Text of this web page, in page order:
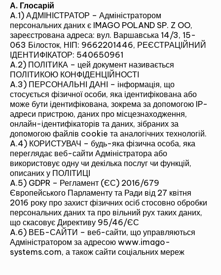
А. Глосарій
A.1) АДМІНІСТРАТОР – Адміністратором
персональних даних є IMAGO POLAND SP. Z OO,
зареєстрована адреса: вул. Варшавська 14/3, 15-
063 Білосток, НІП: 9662201446, РЕЄСТРАЦІЙНИЙ
ІДЕНТИФІКАТОР: 540650961
A.2) ПОЛІТИКА – цей документ називається
ПОЛІТИКОЮ КОНФІДЕНЦІЙНОСТІ
A.3) ПЕРСОНАЛЬНІ ДАНІ – інформація, що
стосується фізичної особи, яка ідентифікована або
може бути ідентифікована, зокрема за допомогою IP-
адреси пристрою, даних про місцезнаходження,
онлайн-ідентифікаторів та даних, зібраних за
допомогою файлів cookie та аналогічних технологій.
A.4) КОРИСТУВАЧ – будь-яка фізична особа, яка
переглядає веб-сайти Адміністратора або
використовує одну чи декілька послуг чи функцій,
описаних у ПОЛІТИЦІ
A.5) GDPR – Регламент (ЄС) 2016/679
Європейського Парламенту та Ради від 27 квітня
2016 року про захист фізичних осіб стосовно обробки
персональних даних та про вільний рух таких даних,
що скасовує Директиву 95/46/ЄС
A.6) ВЕБ-САЙТИ – веб-сайти, що управляються
Адміністратором за адресою www.imago-
systems.com, а також сайти соціальних мереж